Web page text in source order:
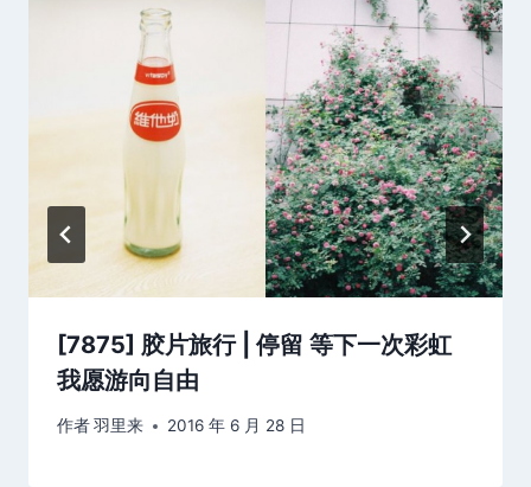
[7875] 胶片旅行 | 停留 等下一次彩虹
我愿游向自由
作者羽里来 2016 年 6 月 28 日